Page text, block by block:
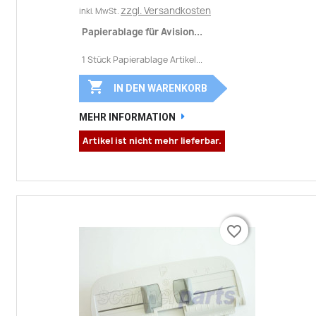
inkl. MwSt. zzgl. Versandkosten
Papierablage für Avision...
1 Stück Papierablage Artikel...
 IN DEN WARENKORB
MEHR INFORMATION
Artikel ist nicht mehr lieferbar.
favorite_border
favorite_border